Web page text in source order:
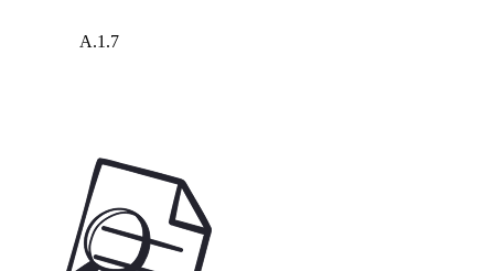
A.1.7